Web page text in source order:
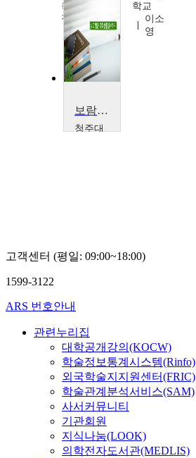
육학술
정보원
김명
주
학교
이소
영
보람찬 대학생활 설계
청주대
고객센터 (평일: 09:00~18:00)
1599-3122
ARS 번호안내
관련누리집
대학공개강의(KOCW)
학술정보통계시스템(Rinfo)
외국학술지지원센터(FRIC)
학술관계분석서비스(SAM)
사서커뮤니티
기관회원
지식나눔(LOOK)
의학전자도서관(MEDLIS)